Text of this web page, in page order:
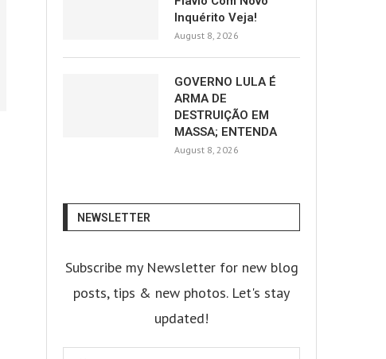
Inquérito Veja!
August 8, 2026
GOVERNO LULA É
ARMA DE
DESTRUIÇÃO EM
MASSA; ENTENDA
August 8, 2026
NEWSLETTER
Subscribe my Newsletter for new blog
posts, tips & new photos. Let's stay
updated!